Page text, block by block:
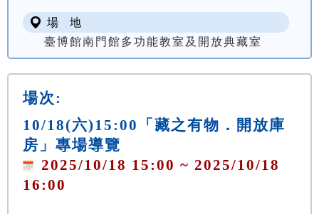
場 地
臺博館南門館多功能教室及開放典藏室
場次:
10/18(六)15:00「藏之有物．開放庫
房」專場導覽
2025/10/18 15:00 ~ 2025/10/18
16:00